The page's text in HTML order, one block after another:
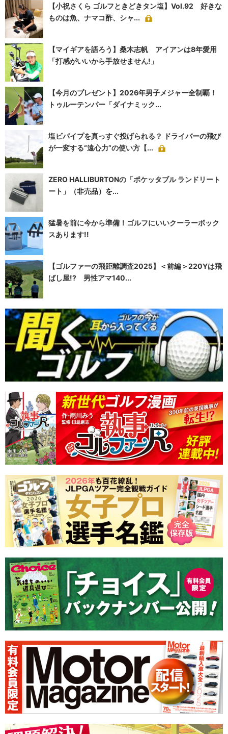
【小祝さくら ゴルフときどきタン塩】Vol.92 好きな
ものは魚、ナマコ酢、シャ...
【マイギアを語ろう】桑木志帆 アイアンは8年愛用
「打感がいいから手放せません!」
【今月のプレゼント】2026年男子メジャー全制覇！
トゥルーテンパー「ダイナミック...
塩ビパイプを真っすぐ投げられる？ ドライバーの飛び
が一変する“遠心力”の使い方【...
ZERO HALLIBURTONの「ポケッタブル ランドリート
ート」（非売品）を...
猛暑を前に今から準備！ゴルフにいいクーラーボック
スあります!!
【ゴルファーの飛距離調査2025】＜前編＞220Yは飛
ばし屋!? 男性アマ140...